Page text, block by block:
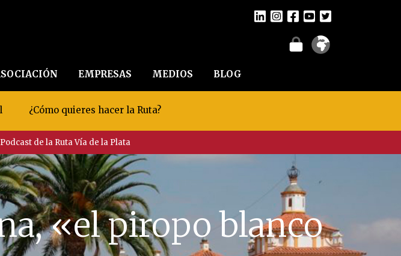
EMPRESAS MEDIOS BLOG
¿Cómo quieres hacer la Ruta?
de la Ruta Vía de la Plata
«el piropo blanco